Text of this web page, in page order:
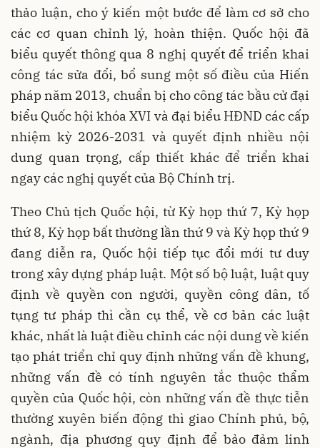
thảo luận, cho ý kiến một bước để làm cơ sở cho
các cơ quan chỉnh lý, hoàn thiện. Quốc hội đã
biểu quyết thông qua 8 nghị quyết để triển khai
công tác sửa đổi, bổ sung một số điều của Hiến
pháp năm 2013, chuẩn bị cho công tác bầu cử đại
biểu Quốc hội khóa XVI và đại biểu HĐND các cấp
nhiệm kỳ 2026-2031 và quyết định nhiều nội
dung quan trọng, cấp thiết khác để triển khai
ngay các nghị quyết của Bộ Chính trị.
Theo Chủ tịch Quốc hội, từ Kỳ họp thứ 7, Kỳ họp
thứ 8, Kỳ họp bất thường lần thứ 9 và Kỳ họp thứ 9
đang diễn ra, Quốc hội tiếp tục đổi mới tư duy
trong xây dựng pháp luật. Một số bộ luật, luật quy
định về quyền con người, quyền công dân, tố
tụng tư pháp thì cần cụ thể, về cơ bản các luật
khác, nhất là luật điều chỉnh các nội dung về kiến
tạo phát triển chỉ quy định những vấn đề khung,
những vấn đề có tính nguyên tắc thuộc thẩm
quyền của Quốc hội, còn những vấn đề thực tiễn
thường xuyên biến động thì giao Chính phủ, bộ,
ngành, địa phương quy định để bảo đảm linh